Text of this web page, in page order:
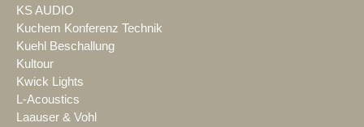
KS AUDIO
Kuchem Konferenz Technik
Kuehl Beschallung
Kultour
Kwick Lights
L-Acoustics
Laauser & Vohl